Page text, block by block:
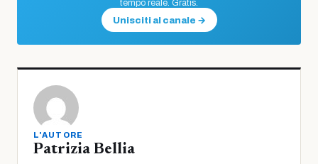
tempo reale. Gratis.
Unisciti al canale →
L'AUTORE
Patrizia Bellia